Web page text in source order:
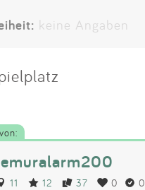
keine Angaben
11 12 37 0 0